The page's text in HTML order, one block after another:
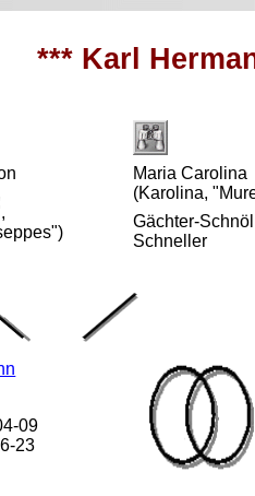
*** Karl
Maria Carolina
(Karolina,
Gächter-
Schneller
09
23